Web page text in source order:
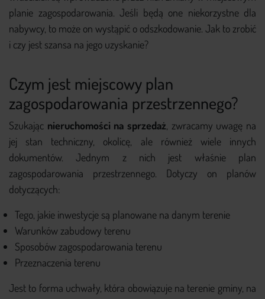
Poradnik
Kontakt
+48 579 779 543
planie zagospodarowania. Jeśli będą one niekorzystne dla
nabywcy, to może on wystąpić o odszkodowanie. Jak to zrobić
i czy jest szansa na jego uzyskanie?
Czym jest miejscowy plan
zagospodarowania przestrzennego?
Szukając nieruchomości na sprzedaż, zwracamy uwagę na
jej stan techniczny, okolicę, ale również wiele innych
dokumentów. Jednym z nich jest właśnie plan
zagospodarowania przestrzennego. Dotyczy on planów
dotyczących:
Tego, jakie inwestycje są planowane na danym terenie
Warunków zabudowy terenu
Sposobów zagospodarowania terenu
Przeznaczenia terenu
Jest to forma uchwały, która obowiązuje na terenie gminy, na